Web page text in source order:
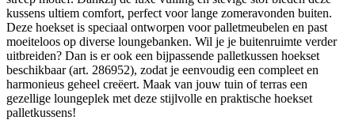
kussens ultiem comfort, perfect voor lange zomeravonden buiten.
Deze hoekset is speciaal ontworpen voor palletmeubelen en past
moeiteloos op diverse loungebanken. Wil je je buitenruimte verder
uitbreiden? Dan is er ook een bijpassende palletkussen hoekset
beschikbaar (art. 286952), zodat je eenvoudig een compleet en
harmonieus geheel creëert. Maak van jouw tuin of terras een
gezellige loungeplek met deze stijlvolle en praktische hoekset
palletkussens!